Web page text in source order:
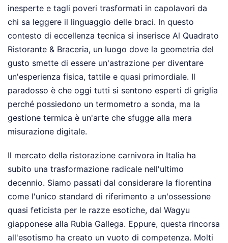
inesperte e tagli poveri trasformati in capolavori da
chi sa leggere il linguaggio delle braci. In questo
contesto di eccellenza tecnica si inserisce Al Quadrato
Ristorante & Braceria, un luogo dove la geometria del
gusto smette di essere un'astrazione per diventare
un'esperienza fisica, tattile e quasi primordiale. Il
paradosso è che oggi tutti si sentono esperti di griglia
perché possiedono un termometro a sonda, ma la
gestione termica è un'arte che sfugge alla mera
misurazione digitale.
Il mercato della ristorazione carnivora in Italia ha
subito una trasformazione radicale nell'ultimo
decennio. Siamo passati dal considerare la fiorentina
come l'unico standard di riferimento a un'ossessione
quasi feticista per le razze esotiche, dal Wagyu
giapponese alla Rubia Gallega. Eppure, questa rincorsa
all'esotismo ha creato un vuoto di competenza. Molti